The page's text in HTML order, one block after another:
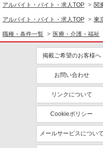
医療
看護師・保健師・看護助手・助
同じ特徴から求人を探す
ボーナス・賞与あり
交通費支給
産休・育休取得実績あり
アルバイト・バイト・求人TOP 関
アルバイト・バイト・求人TOP 東
職種・条件一覧 医療・介護・福祉
掲載ご希望のお客様へ
お問い合わせ
リンクについて
Cookieポリシー
メールサービスについて